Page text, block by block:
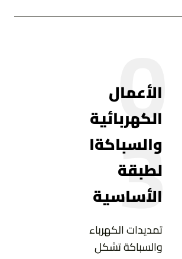
0
3
الأعمال
الكهربائية
والسباكةا
لطبقة
الأساسية
تمديدات الكهرباء
والسباكة تشكل